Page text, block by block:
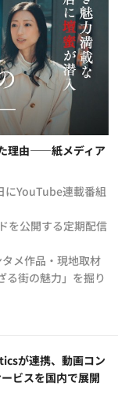
理由——紙メディア
にYouTube連載番組
を公開する定期配信
メ作品・現地取材
る街の魅力」を掘り
が連携、動画コン
ビスを国内で展開